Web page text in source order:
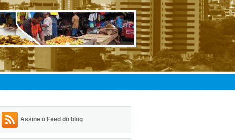
Assine o Feed do blog